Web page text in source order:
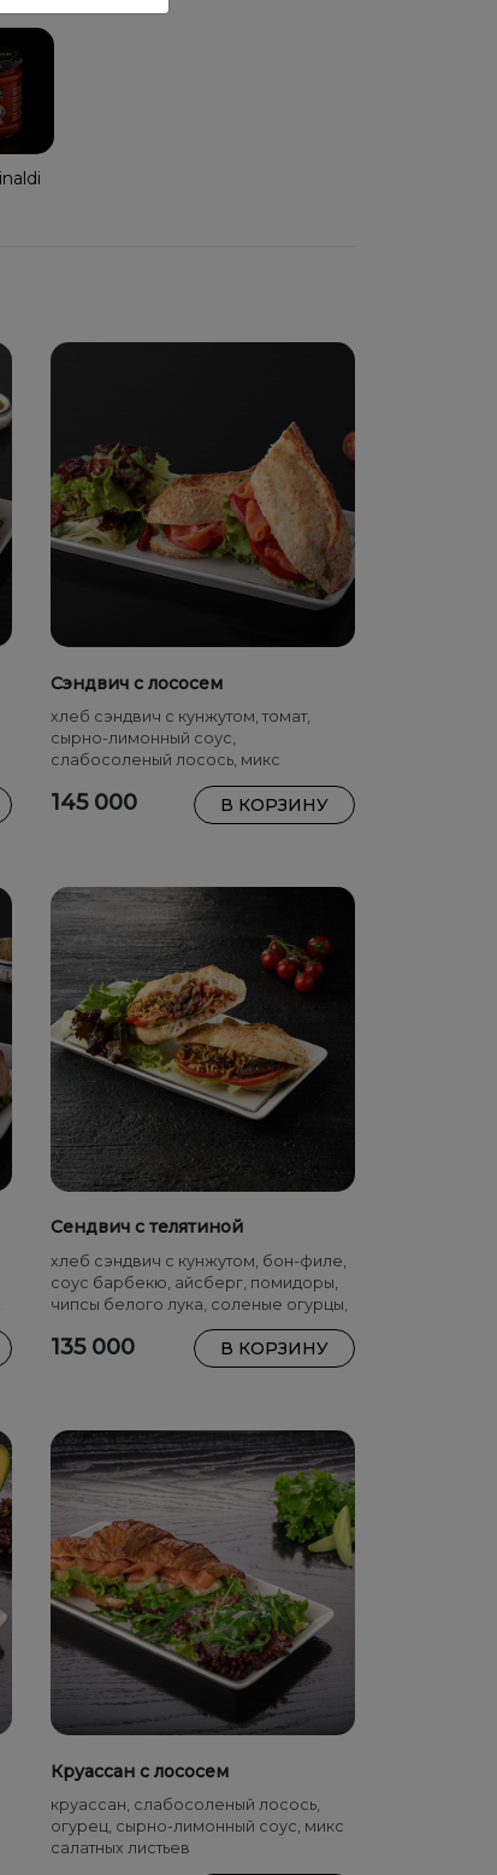
Сэндвич с лососем
хлеб сэндвич с кунжутом, томат,
сырно-лимонный соус,
слабосоленый лосось, микс
145 000 В КОРЗИНУ
Сендвич с телятиной
хлеб сэндвич с кунжутом, бон-филе,
соус барбекю, айсберг, помидоры,
чипсы белого лука, соленые огурцы,
микс салатных листьев
135 000 В КОРЗИНУ
Круассан с лососем
круассан, слабосоленый лосось,
огурец, сырно-лимонный соус, микс
салатных листьев